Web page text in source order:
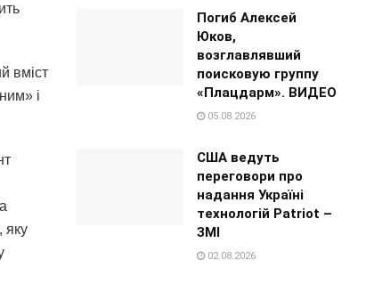
вміст
і
яку
Погиб Алексей
Юков,
возглавлявший
поисковую группу
«Плацдарм». ВИДЕО
05.08.2026
США ведуть
переговори про
надання Україні
технологій Patriot –
ЗМІ
02.08.2026